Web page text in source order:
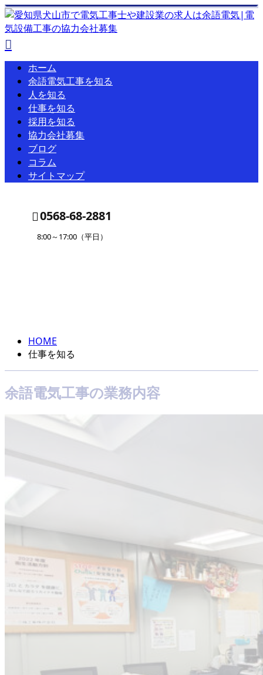
ホーム
余語電気工事を知る
人を知る
仕事を知る
採用を知る
協力会社募集
ブログ
コラム
サイトマップ
0568-68-2881
8:00～17:00（平日）
HOME
仕事を知る
余語電気工事の業務内容